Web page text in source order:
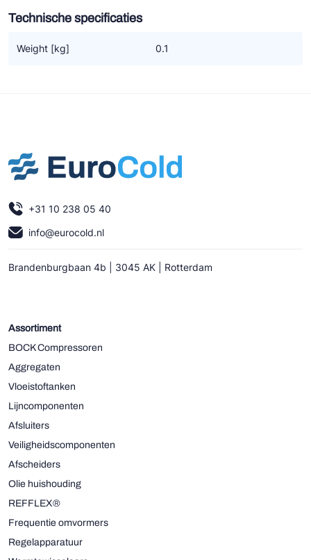
Doucette Industries
Technische specificaties
Weight [kg] 0.1
+31 10 238 05 40
info@eurocold.nl
Brandenburgbaan 4b | 3045 AK | Rotterdam
Assortiment
BOCK Compressoren
Aggregaten
Vloeistoftanken
Lijncomponenten
Afsluiters
Veiligheidscomponenten
Afscheiders
Olie huishouding
REFFLEX®
Frequentie omvormers
Regelapparatuur